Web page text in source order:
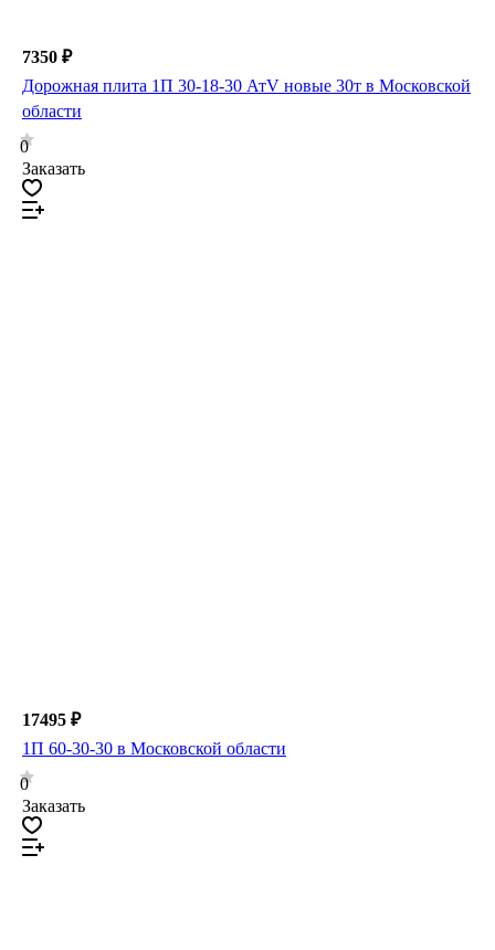
7350 ₽
Дорожная плита 1П 30-18-30 АтV новые 30т в Московской
области
0
Заказать
17495 ₽
1П 60-30-30 в Московской области
0
Заказать